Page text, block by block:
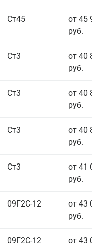
Ст45
от 45
руб.
Ст3
от 40
руб.
Ст3
от 40
руб.
Ст3
от 40
руб.
Ст3
от 41
руб.
09Г2С-12
от 43
руб.
09Г2С-12
от 43